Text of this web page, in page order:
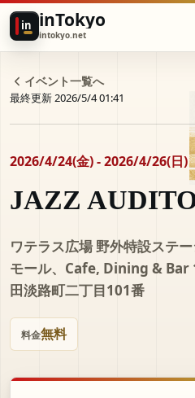
in inTokyo
intokyo.net
イベント一覧へ
最終更新 2026/5/4 01:41
2026/4/24(金) - 2026/4/26(日)
JAZZ
ワテラス広場 野外特設ステ
モール、Cafe, Dining & Bar
田淡路町二丁目101番
料金無料